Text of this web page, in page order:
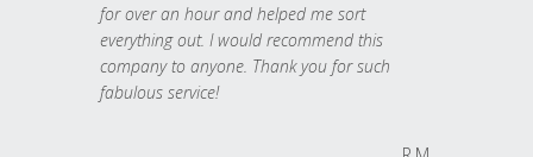
for over an hour and helped me sort
everything out. I would recommend this
company to anyone. Thank you for such
fabulous service!